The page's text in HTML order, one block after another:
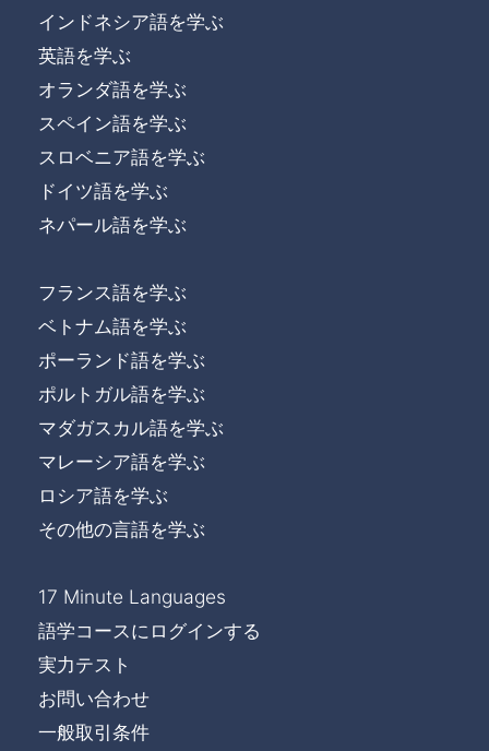
インドネシア語を学ぶ
英語を学ぶ
オランダ語を学ぶ
スペイン語を学ぶ
スロベニア語を学ぶ
ドイツ語を学ぶ
ネパール語を学ぶ
フランス語を学ぶ
ベトナム語を学ぶ
ポーランド語を学ぶ
ポルトガル語を学ぶ
マダガスカル語を学ぶ
マレーシア語を学ぶ
ロシア語を学ぶ
その他の言語を学ぶ
17 Minute Languages
語学コースにログインする
実力テスト
お問い合わせ
一般取引条件